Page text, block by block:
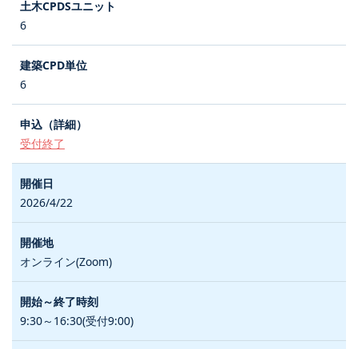
6
6
受付終了
2026/4/22
オンライン(Zoom)
9:30～16:30(受付9:00)